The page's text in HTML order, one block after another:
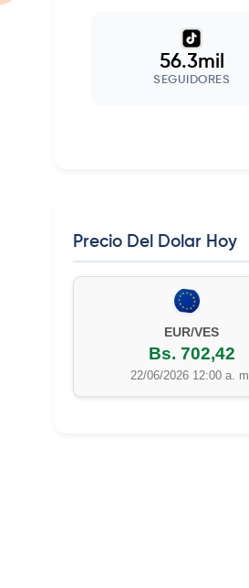
56.3mil
SEGUIDORES
Precio Del Dolar Hoy
EUR/VES
Bs. 702,42
22/06/2026 12:00 a. m.